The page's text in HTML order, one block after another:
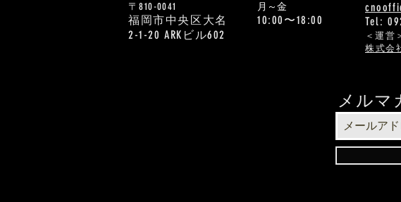
〒810-0041
福岡市中央区大名
2-1-20 ARKビル602
​月～金
10:00〜18:00
Tel:
＜運営
株式会
メルマ